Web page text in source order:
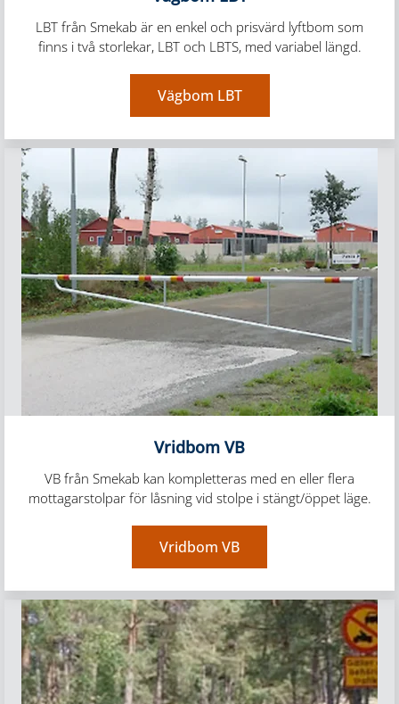
LBT från Smekab är en enkel och prisvärd lyftbom som
finns i två storlekar, LBT och LBTS, med variabel längd.
Vägbom LBT
Vridbom VB
VB från Smekab kan kompletteras med en eller flera
mottagarstolpar för låsning vid stolpe i stängt/öppet läge.
Vridbom VB